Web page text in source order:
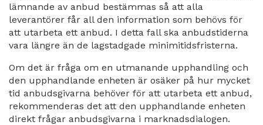
lämnande av anbud bestämmas så att alla
leverantörer får all den information som behövs för
att utarbeta ett anbud. I detta fall ska anbudstiderna
vara längre än de lagstadgade minimitidsfristerna.
Om det är fråga om en utmanande upphandling och
den upphandlande enheten är osäker på hur mycket
tid anbudsgivarna behöver för att utarbeta ett anbud,
rekommenderas det att den upphandlande enheten
direkt frågar anbudsgivarna i marknadsdialogen.